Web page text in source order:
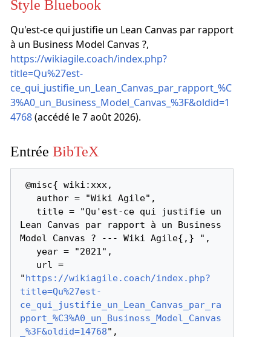
Style Bluebook
Qu'est-ce qui justifie un Lean Canvas par rapport
à un Business Model Canvas ?,
https://wikiagile.coach/index.php?
title=Qu%27est-
ce_qui_justifie_un_Lean_Canvas_par_rapport_%C
3%A0_un_Business_Model_Canvas_%3F&oldid=1
4768(accédé le 7 août 2026).
Entrée BibTeX
@misc{ wiki:xxx,
Lean Canvas par rapport à un Business
Model Canvas ? --- Wiki Agile{,} ",
"https://wikiagile.coach/index.php?
title=Qu%27est-
ce_qui_justifie_un_Lean_Canvas_par_ra
pport_%C3%A0_un_Business_Model_Canvas
_%3F&oldid=14768",